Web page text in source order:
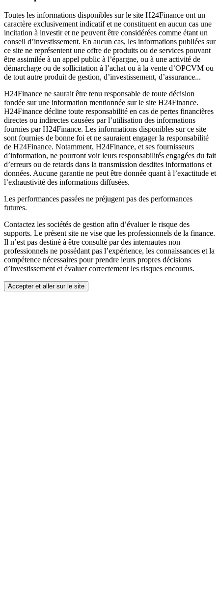
Toutes les informations disponibles sur le site H24Finance ont un
caractère exclusivement indicatif et ne constituent en aucun cas une
incitation à investir et ne peuvent être considérées comme étant un
conseil d’investissement. En aucun cas, les informations publiées sur
ce site ne représentent une offre de produits ou de services pouvant
être assimilée à un appel public à l’épargne, ou à une activité de
démarchage ou de sollicitation à l’achat ou à la vente d’OPCVM ou
de tout autre produit de gestion, d’investissement, d’assurance...
H24Finance ne saurait être tenu responsable de toute décision
fondée sur une information mentionnée sur le site H24Finance.
H24Finance décline toute responsabilité en cas de pertes financières
directes ou indirectes causées par l’utilisation des informations
fournies par H24Finance. Les informations disponibles sur ce site
sont fournies de bonne foi et ne sauraient engager la responsabilité
de H24Finance. Notamment, H24Finance, et ses fournisseurs
d’information, ne pourront voir leurs responsabilités engagées du fait
d’erreurs ou de retards dans la transmission desdites informations et
données. Aucune garantie ne peut être donnée quant à l’exactitude et
l’exhaustivité des informations diffusées.
Les performances passées ne préjugent pas des performances
futures.
Contactez les sociétés de gestion afin d’évaluer le risque des
supports. Le présent site ne vise que les professionnels de la finance.
Il n’est pas destiné à être consulté par des internautes non
professionnels ne possédant pas l’expérience, les connaissances et la
compétence nécessaires pour prendre leurs propres décisions
d’investissement et évaluer correctement les risques encourus.
Accepter et aller sur le site